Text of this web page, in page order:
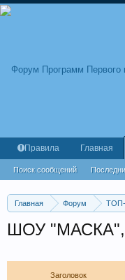
Главная Форум ТОП-
ШОУ "МАСКА",
Заголовок
Правила Главная
Поиск сообщений